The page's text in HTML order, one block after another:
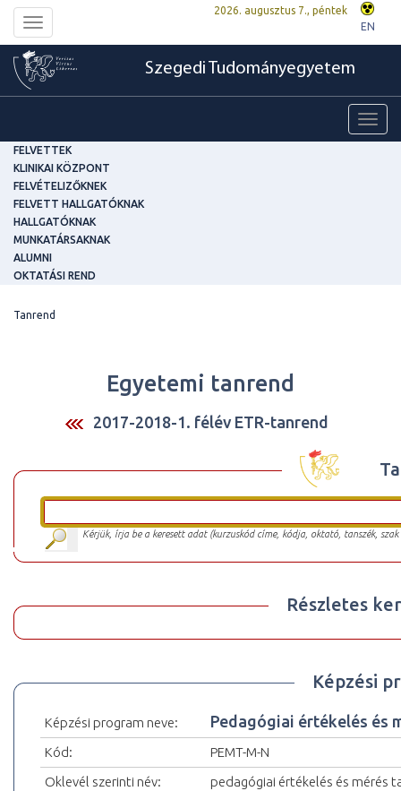
Toggle
navigation
2026. augusztus 7., péntek
EN
Szegedi Tudományegyetem
FELVETTEK
KLINIKAI KÖZPONT
FELVÉTELIZŐKNEK
FELVETT HALLGATÓKNAK
HALLGATÓKNAK
MUNKATÁRSAKNAK
ALUMNI
OKTATÁSI REND
Tanrend
Egyetemi tanrend
2017-2018-1. félév ETR-tanrend
Kérjük, írja be a keresett adat (kurzuskód címe, kódja, oktató, tanszék,
Részletes
Képzési
Képzési program neve: Pedagógiai értékelés és
Kód:
PEMT-M-N
Oklevél szerinti név:
pedagógiai értékelés és mérés